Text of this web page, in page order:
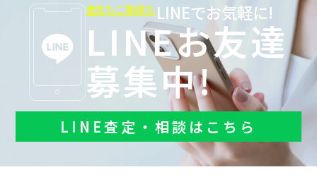
査定もご相談も LINEでお気軽に!
LINEお友達
募集中!
LINE査定・相談はこちら